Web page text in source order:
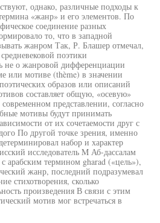
однако, различные подходы к
«жанр» и его элементов. По
соединение разных
то, что в западной
жанром Так, Р. Блашер отмечал,
поэтики
не о жанровой дифференциации
или мотиве (thème) в значении
образов или описаний
составляет общую, «осевую»
представлении, согласно
мотивы будут принимать
от их сочетаемости друг с
По другой точке зрения, именно
набор и характер
исследователь M Аб-дассалам
арабским термином gharad («цель»),
жанр, последний подразумевал
стихотворения, сколько
произведения В связи с этим
мотив мог встречаться в